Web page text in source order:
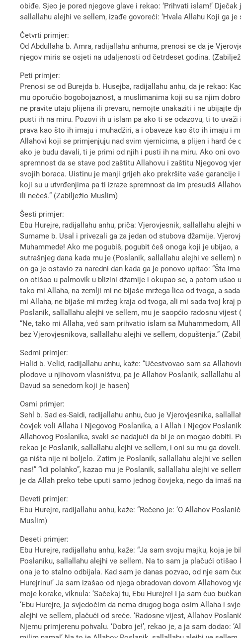
obiđe. Sjeo je pored njegove glave i rekao: ‘Prihvati islam!’
sallallahu alejhi ve sellem, izađe govoreći: ‘Hvala Allahu Koji ga je
Četvrti primjer:
Od Abdullaha b. Amra, radijallahu anhuma, prenosi se da je
njegov miris se osjeti na udaljenosti od četrdeset godina.
Peti primjer:
Prenosi se od Burejda b. Husejba, radijallahu anhu, da je rekao:
mu oporučio bogobojaznost, a muslimanima koji su sa njim
ne pravite utaju plijena ili prevaru, nemojte unakaziti i ne ubijajte
pusti ih na miru. Pozovi ih u islam pa ako ti se odazovu, ti to
prava kao što ih imaju i muhadžiri, a i obaveze kao što ih imaju i
Allahovi koji se primjenjuju nad svim vjernicima, a plijen i harđ
ako je budu davali, ti je primi od njih i pusti ih na miru. Ako oni
spremnost da se stave pod zaštitu Allahovu i zaštitu Njegovog
svojih boraca. Uistinu je manji grijeh ako prekršite vaše
koji su u utvrđenjima pa ti izraze spremnost da im presudiš
ili nećeš.” (Zabilježio Muslim)
Šesti primjer:
Ebu Hurejre, radijallahu anhu, priča: Vjerovjesnik, sallallahu
Sumame b. Usal i privezali ga za jedan od stubova džamije.
Muhammede! Ako me pogubiš, pogubit ćeš onoga koji je ubijao,
sutrašnjeg dana kada mu je (Poslanik, sallallahu alejhi ve sellem)
on ga je ostavio za naredni dan kada ga je ponovo upitao: “Šta
on otišao u palmovik u blizini džamije i okupao se, a potom ušao
tako mi Allaha, na zemlji mi ne bijaše mržega lica od tvoga, a
mi Allaha, ne bijaše mi mržeg kraja od tvoga, ali mi sada tvoj
Poslanik, sallallahu alejhi ve sellem, mu je saopćio radosnu
“Ne, tako mi Allaha, već sam prihvatio islam sa Muhammedom,
bez Vjerovjesnikova, sallallahu alejhi ve sellem, dopuštenja.”
Sedmi primjer:
Halid b. Velid, radijallahu anhu, kaže: “Učestvovao sam sa
plodove u njihovom vlasništvu, pa je Allahov Poslanik, sallallahu
Davud sa senedom koji je hasen)
Osmi primjer:
Sehl b. Sad es-Saidi, radijallahu anhu, čuo je Vjerovjesnika,
čovjek voli Allaha i Njegovog Poslanika, a i Allah i Njegov
Allahovog Poslanika, svaki se nadajući da bi je on mogao dobiti.
rekao je Poslanik, sallallahu alejhi ve sellem, i oni su mu ga
ga ništa nije ni boljelo. Zatim je Poslanik, sallallahu alejhi ve
nas!” “Idi polahko”, kazao mu je Poslanik, sallallahu alejhi ve
je da Allah preko tebe uputi samo jednog čovjeka, nego da imaš
Deveti primjer:
Ebu Hurejre, radijallahu anhu, kaže: “Rečeno je: ‘O Allahov
Muslim)
Deseti primjer:
Ebu Hurejre, radijallahu anhu, kaže: “Ja sam svoju majku, koja
Poslaniku, sallallahu alejhi ve sellem. Na to sam ja plačući
ona je to stalno odbijala. Kad sam je danas pozvao, od nje sam
Hurejrinu!’ Ja sam izašao od njega obradovan dovom Allahovog
moje korake, viknula: ‘Sačekaj tu, Ebu Hurejre! I ja sam čuo
‘Ebu Hurejre, ja svjedočim da nema drugog boga osim Allaha i
alejhi ve sellem, plačući od sreće. ‘Radosne vijest, Allahov
Njemu primjerenu pohvalu. ‘Dobro je!’, rekao je, a ja sam